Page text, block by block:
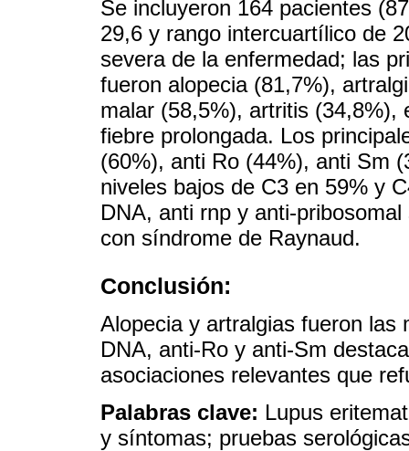
Se incluyeron 164 pacientes
29,6 y rango intercuartílico de
severa de la enfermedad; las
fueron alopecia (81,7%),
malar (58,5%), artritis (34,8%),
fiebre prolongada. Los
(60%), anti Ro (44%), anti Sm
niveles bajos de C3 en 59% y
DNA, anti rnp y anti-
con síndrome de Raynaud.
Conclusión:
Alopecia y artralgias fueron las
DNA, anti-Ro y anti-Sm
asociaciones relevantes que
Palabras clave: Lupus
y síntomas; pruebas